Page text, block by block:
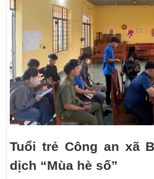
Tuổi trẻ Công an xã
dịch “Mùa hè số”